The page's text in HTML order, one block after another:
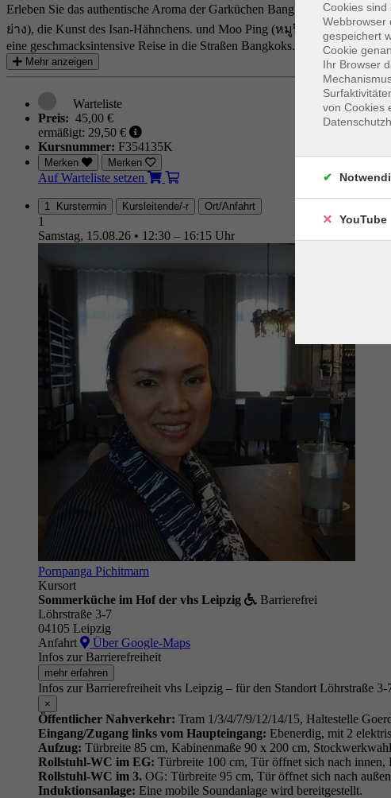
Erleben Sie das authentische Aroma der Garküchen Bangkoks direkt in
ย่าง), die Kunst des Isan-Hähnchens. und Moo Ping (หมูปิ้ง),: zarten
eine geschmacksintensive Reise in die Straßen Bangkoks.
Mehr anzeigen
Preis: 45,00 €
ermäßigt: 29,50 €
Kursnummer: F354135K
Merken Merken
Auf Warteliste setzen
1 Kurstermin Kursleitende/-r Ort/Anfahrt
1
Samstag, 15.08.26 • 12:30 – 16:15 Uhr
Pornpanga Pichitmarn
Kursort
Sommerküche im Hof der vhs Leipzig
Barrierefrei
Löhrstraße 3-7
04105 Leipzig
Anfahrt
Über Google-Maps
Infos zur Barrierefreiheit
mehr erfahren
Infos zur Barrierefreiheit vhs Leipzig – für den Standort Löhrstraße 3-
×
Öffentlicher Nahverkehr: Tram 1/3/4/7/9/12/14/15, Haltestelle
Eingang/Zugang links vom Haupteingang: Ebenerdig, mit 2
Aufzug: Türbreite 85 cm, Kabinenmaße 90 x 200 cm,
Rollstuhl-WC im EG: Türbreite 100 cm, Tür öffnet sich nach
Rollstuhl-WC im 3. OG: Türbreite 95 cm, Tür öffnet sich nach
Induktionsanlage: Eine mobile Soundanlage wird bereitgestellt.
Cookies sind
Webbrowser
gespeichert
Cookie
Ihr Browser
von Cookies
YouTube